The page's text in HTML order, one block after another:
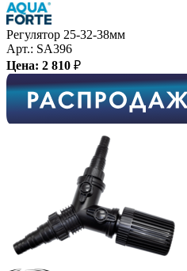
Регулятор 25-32-38мм
Арт.: SA396
Цена: 2 810 ₽